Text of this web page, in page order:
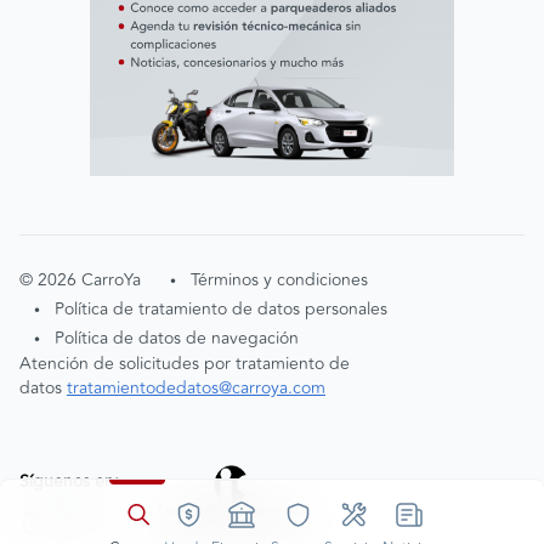
©2026 CarroYa • Términos y condiciones
• Política de tratamiento de datos personales
•
Política de datos de navegación
Atención de solicitudes por tratamiento de
datostratamientodedatos@carroya.com
Síguenos en: